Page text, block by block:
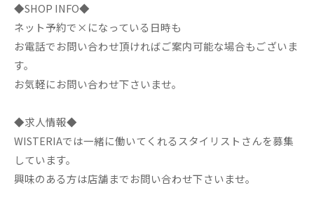
◆SHOP INFO◆
ネット予約で×になっている日時も
お電話でお問い合わせ頂ければご案内可能な場合もございま
す。
お気軽にお問い合わせ下さいませ。
◆求人情報◆
WISTERIAでは一緒に働いてくれるスタイリストさんを募集
しています。
興味のある方は店舗までお問い合わせ下さいませ。